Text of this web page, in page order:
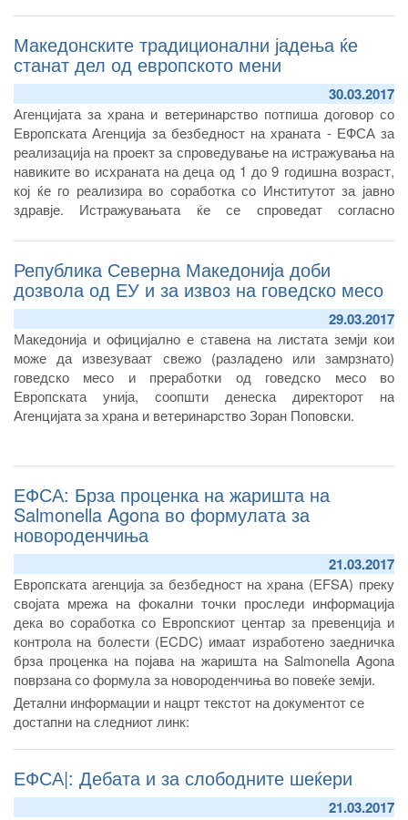
Брењо.
Македонските традиционални јадења ќе
станат дел од европското мени
30.03.2017
Агенцијата за храна и ветеринарство потпиша договор со
Европската Агенција за безбедност на храната - ЕФСА за
реализација на проект за спроведување на истражувања на
навиките во исхраната на деца од 1 до 9 годишна возраст,
кој ќе го реализира во соработка со Институтот за јавно
здравје. Истражувањата ќе се спроведат согласно
Република Северна Македонија доби
дозвола од ЕУ и за извоз на говедско месо
29.03.2017
Македонија и официјално е ставена на листата земји кои
може да извезуваат свежо (разладено или замрзнато)
говедско месо и преработки од говедско месо во
Европската унија, соопшти денеска директорот на
Агенцијата за храна и ветеринарство Зоран Поповски.
ЕФСА: Брза проценка на жаришта на
Salmonella Agona во формулата за
новороденчиња
21.03.2017
Европската агенција за безбедност на храна (EFSA) преку
својата мрежа на фокални точки проследи информација
дека во соработка со Европскиот центар за превенција и
контрола на болести (ECDC) имаат изработено заедничка
брза проценка на појава на жаришта на Salmonella Agona
поврзана со формула за новороденчиња во повеќе земји.
Детални информации и нацрт текстот на документот се
достапни на следниот линк:
ЕФСА|: Дебата и за слободните шеќери
21.03.2017